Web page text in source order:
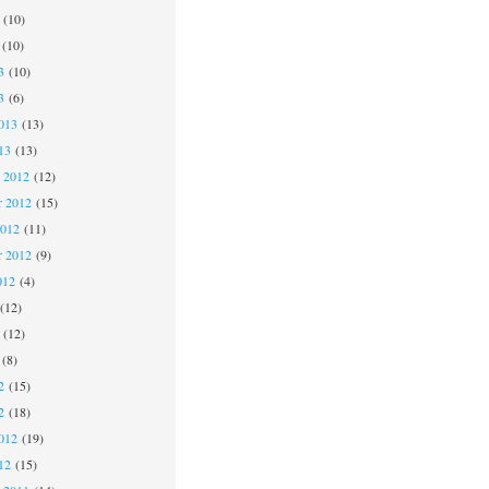
(10)
(6)
(13)
(13)
2012(12)
2012(15)
(11)
2012(9)
(4)
(15)
(18)
(19)
(15)